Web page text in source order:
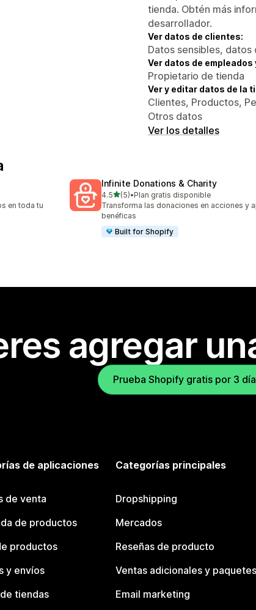
tienda. Obtén más
desarrollador.
Ver datos de clientes:
Datos sensibles,
Ver datos de
Propietario de tienda
Ver y editar datos de la
Clientes, Productos,
Otros datos
Ver los detalles
en toda tu
Infinite Donations & Charity
4.5de 5 estrellas
(5)
5 reseñas en total
•Plan gratis disponible
Transforma las donaciones en acciones y
benéficas
Built for Shopify
agregar
Prueba Shopify gratis por 3
de aplicaciones
de venta
de productos
productos
y envíos
tiendas
Categorías principales
Dropshipping
Mercados
Reseñas de producto
Ventas adicionales y paquetes
Email marketing